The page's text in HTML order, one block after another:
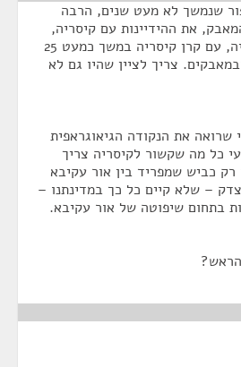
שנמשך לא מעט שנים, הרבה
את ההידיינות עם קיסריה,
עם החברה לפיתוח קיסריה, עם קרן קיסריה במשך כמעט 25
צריך לציין שהיו גם לא
שרואה את הנקודה הגיאוגראפית
כל מה שקשור לקיסריה צריך
רק כביש שמפריד בין אור עקיבא
– שלא קיים כל כך במדינתנו –
בתחום שיפוטה של אור עקיבא.